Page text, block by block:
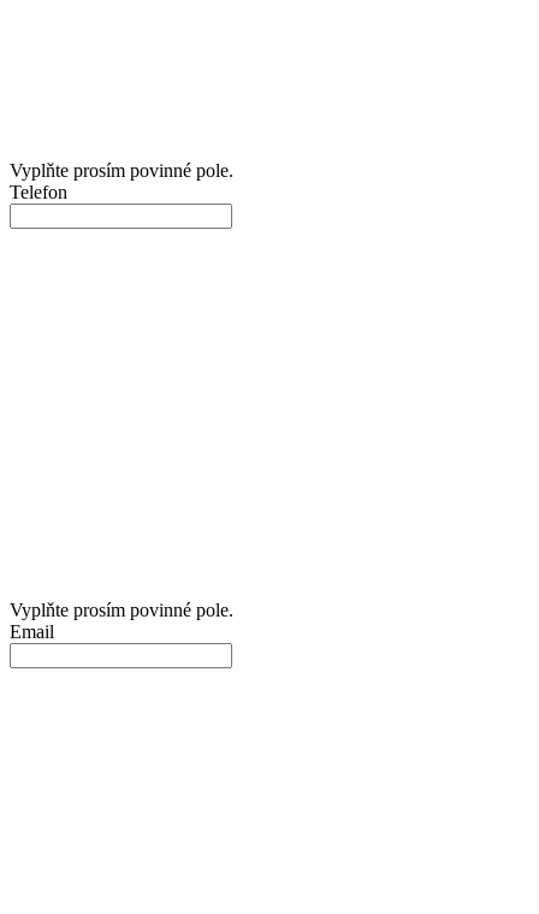
Vyplňte prosím povinné pole.
Telefon
Vyplňte prosím povinné pole.
Email